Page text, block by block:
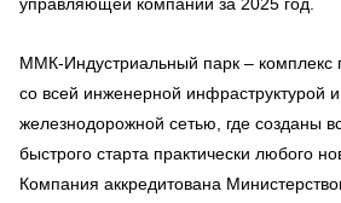
ММК‑Индустриальный парк – комплекс
со всей инженерной инфраструктурой и
железнодорожной сетью, где созданы
быстрого старта практически любого
Компания аккредитована